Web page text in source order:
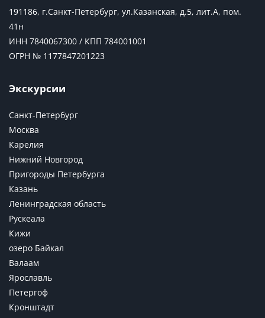
191186, г.Санкт-Петербург, ул.Казанская, д.5, лит.А, пом.
41н
ИНН 7840067300 / КПП 784001001
ОГРН № 1177847201223
Экскурсии
Санкт-Петербург
Москва
Карелия
Нижний Новгород
Пригороды Петербурга
Казань
Ленинградская область
Рускеала
Кижи
озеро Байкал
Валаам
Ярославль
Петергоф
Кронштадт